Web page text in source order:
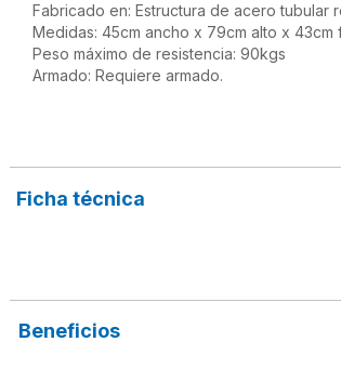
Fabricado en: Estructura de acero
Medidas: 45cm ancho x 79cm alto x 43cm
Peso máximo de resistencia: 90kgs
Armado: Requiere armado.
Ficha técnica
Beneficios